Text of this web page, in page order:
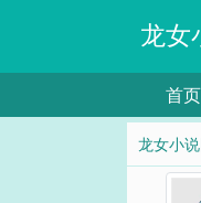
龙女
首页
龙女小